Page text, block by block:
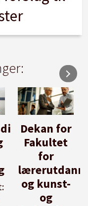
Her kan
du utlyse
en ledig
stilling
Se våre
stillingspakker